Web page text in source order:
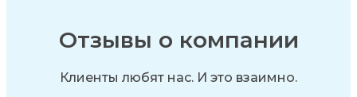
Отзывы о компании
Клиенты любят нас. И это взаимно.